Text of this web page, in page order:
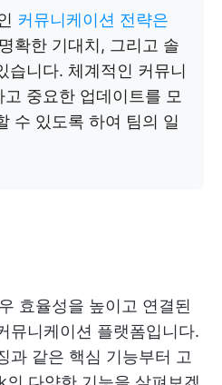
커뮤니케이션 전략은
확한 기대치, 그리고 솔
습니다. 체계적인 커뮤니
중요한 업데이트를 모
수 있도록 하여 팀의 일
효율성을 높이고 연결된
뮤니케이션 플랫폼입니다.
과 같은 핵심 기능부터 고